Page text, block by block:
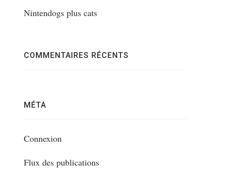
Nintendogs plus cats
COMMENTAIRES RÉCENTS
MÉTA
Connexion
Flux des publications